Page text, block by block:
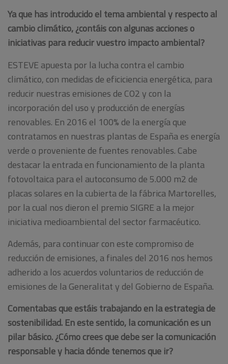
Ya que has introducido el tema ambiental y respecto al
cambio climático, ¿contáis con algunas acciones o
iniciativas para reducir vuestro impacto ambiental?
ESTEVE apuesta por la lucha contra el cambio
climático, con medidas de eficiciencia energética, para
reducir nuestras emisiones de CO2 y con la
incorporación del uso y producción de energías
renovables. En 2016 el 100% de la energía que
contratamos en nuestras plantas de España es energía
verde o proveniente de fuentes renovables. Cabe
destacar la entrada en funcionamiento de la planta
fotovoltaica para el autoconsumo de 5.000 m2 de
placas solares en la cubierta de la fábrica Martorelles,
por la cual nos dieron el premio SIGRE a la mejor
iniciativa medioambiental del sector farmacéutico.
Además, para continuar con este compromiso de
reducción de emisiones, a finales del 2016 nos hemos
adherido a los acuerdos voluntarios de reducción de
emisiones de la Generalitat y del Gobierno de España.
Comentabas que estáis trabajando en la estrategia de
sostenibilidad. En este sentido, la comunicación es un
pilar básico. ¿Cómo crees que debe ser la comunicación
responsable y hacia dónde tenemos que ir?